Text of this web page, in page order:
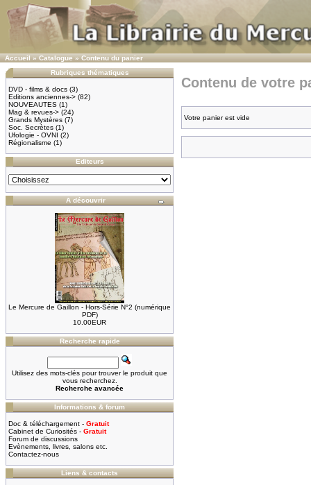
Accueil»Catalogue»Contenu du panier
Rubriques thématiques
DVD - films & docs (3)
Editions anciennes-> (82)
NOUVEAUTES (1)
Mag & revues-> (24)
Grands Mystères (7)
Soc. Secrètes (1)
Ufologie - OVNI (2)
Régionalisme (1)
Editeurs
A découvrir
Le Mercure de Gaillon - Hors-Série N°2 (numérique
PDF)
10.00EUR
Recherche rapide
Utilisez des mots-clés pour trouver le produit que
vous recherchez.
Recherche avancée
Informations & forum
Doc & téléchargement - Gratuit
Cabinet de Curiosités - Gratuit
Forum de discussions
Evènements, livres, salons etc.
Contactez-nous
Liens & contacts
Contenu de votre
Votre panier est vide